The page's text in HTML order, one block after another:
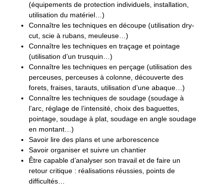
(équipements de protection individuels, installation,
utilisation du matériel…)
Connaître les techniques en découpe (utilisation dry-
cut, scie à rubans, meuleuse…)
Connaître les techniques en traçage et pointage
(utilisation d’un trusquin…)
Connaître les techniques en perçage (utilisation des
perceuses, perceuses à colonne, découverte des
forets, fraises, tarauts, utilisation d’une abaque…)
Connaître les techniques de soudage (soudage à
l’arc, réglage de l’intensité, choix des baguettes,
pointage, soudage à plat, soudage en angle soudage
en montant…)
Savoir lire des plans et une arborescence
Savoir organiser et suivre un chantier
Être capable d’analyser son travail et de faire un
retour critique : réalisations réussies, points de
difficultés…